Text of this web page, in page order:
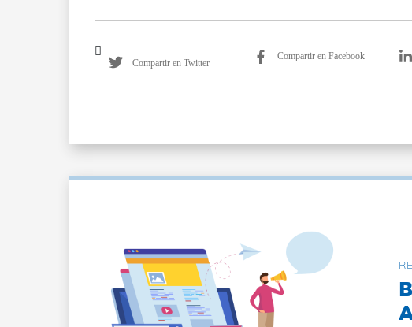
Compartir en Twitter
Compartir en Facebook